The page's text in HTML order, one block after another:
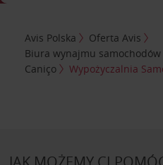
Avis Polska
Oferta Avis
Biura wynajmu samochodów
Caniço
Wypożyczalnia